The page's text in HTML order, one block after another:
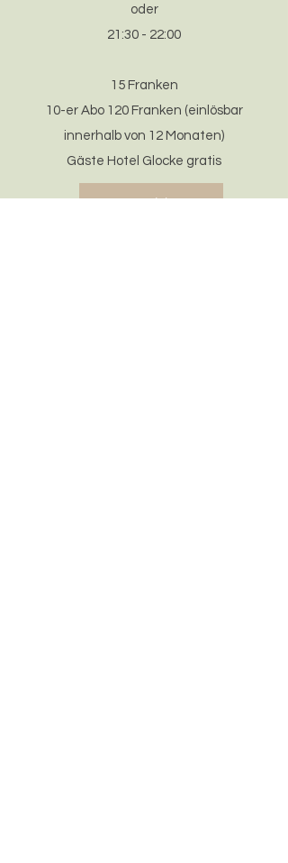
oder
21:30 - 22:00​
15 Franken
10-er Abo 120 Franken (einlösbar
innerhalb von 12 Monaten)​
Gäste Hotel Glocke gratis​
anmelden